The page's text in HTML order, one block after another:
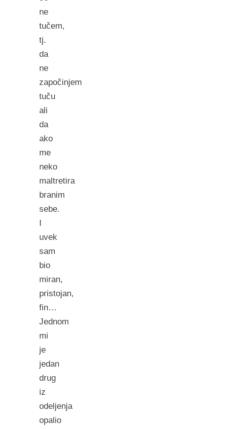
ne
tučem,
tj.
da
ne
započinjem
tuču
ali
da
ako
me
neko
maltretira
branim
sebe.
I
uvek
sam
bio
miran,
pristojan,
fin…
Jednom
mi
je
jedan
drug
iz
odeljenja
opalio